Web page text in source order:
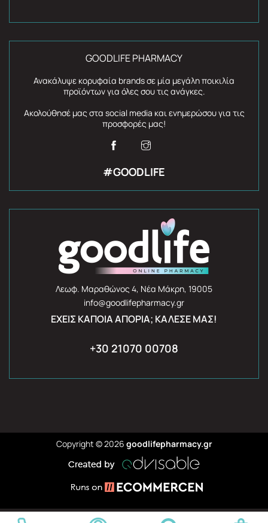
GOODLIFE PHARMACY
Ανακάλυψε κορυφαία brands σε μία μεγάλη ποικιλία
προϊόντων για όλες σου τις ανάγκες.
Ακολούθησέ μας στα social media και ενημερώσου για τις
προσφορές μας!
#GOODLIFE
Λεωφ. Μαραθώνος 4, Νέα Μάκρη, 19005
info@goodlifepharmacy.gr
ΈΧΕΙΣ ΚΆΠΟΙΑ ΑΠΟΡΊΑ; ΚΆΛΕΣΈ ΜΑΣ!
+30 21070 00708
Copyright © 2026 goodlifepharmacy.gr